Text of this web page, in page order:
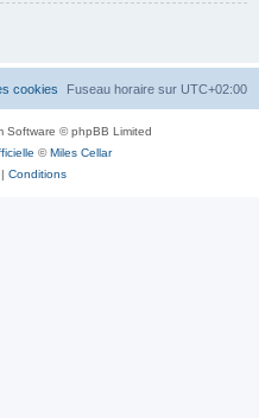
Fuseau horaire sur UTC+02:00
cookies
Software © phpBB Limited
©Miles Cellar
| Conditions